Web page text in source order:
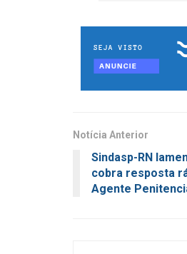
Notícia Anterior
Sindasp-RN
cobra resposta
Agente